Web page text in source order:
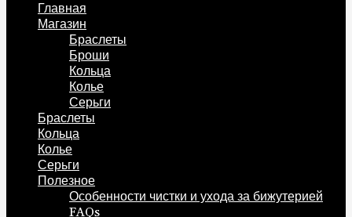
Главная
Магазин
Браслеты
Броши
Кольца
Колье
Серьги
Браслеты
Кольца
Колье
Серьги
Полезное
Особенности чистки и ухода за бижутерией
FAQs